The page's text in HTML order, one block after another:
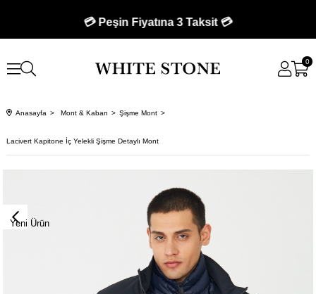
💳 Peşin Fiyatına 3 Taksit 💳
0
Anasayfa Mont & Kaban Şişme Mont
Lacivert Kapitone İç Yelekli Şişme Detaylı Mont
Yeni Ürün